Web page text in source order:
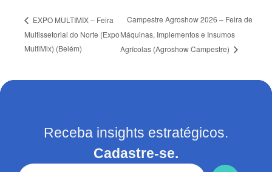
EXPO MULTIMIX – Feira
Multissetorial do Norte (Expo
MultiMix) (Belém)
Campestre Agroshow 2026 – Feira de
Máquinas, Implementos e Insumos
Agrícolas (Agroshow Campestre)
Receba insights estratégicos.
Cadastre-se.